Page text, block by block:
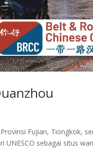
Fujian, Tiongkok,
UNESCO sebagai situs